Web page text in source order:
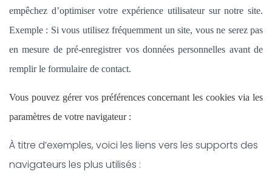
empêchez d’optimiser votre expérience utilisateur sur notre site.
Exemple : Si vous utilisez fréquemment un site, vous ne serez pas
en mesure de pré-enregistrer vos données personnelles avant de
remplir le formulaire de contact.
Vous pouvez gérer vos préférences concernant les cookies via les
paramètres de votre navigateur :
À titre d’exemples, voici les liens vers les supports des
navigateurs les plus utilisés :